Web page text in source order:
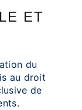
ET
du
au droit
de